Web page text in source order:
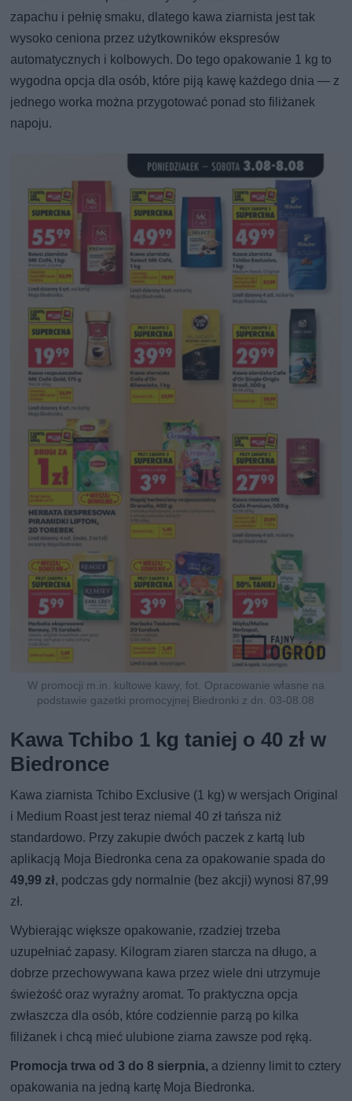
zapachu i pełnię smaku, dlatego kawa ziarnista jest tak
wysoko ceniona przez użytkowników ekspresów
automatycznych i kolbowych. Do tego opakowanie 1 kg to
wygodna opcja dla osób, które piją kawę każdego dnia — z
jednego worka można przygotować ponad sto filiżanek
napoju.
W promocji m.in. kultowe kawy, fot. Opracowanie własne na
podstawie gazetki promocyjnej Biedronki z dn. 03-08.08
Kawa Tchibo 1 kg taniej o 40 zł w
Biedronce
Kawa ziarnista Tchibo Exclusive (1 kg) w wersjach Original
i Medium Roast jest teraz niemal 40 zł tańsza niż
standardowo. Przy zakupie dwóch paczek z kartą lub
aplikacją Moja Biedronka cena za opakowanie spada do
49,99 zł, podczas gdy normalnie (bez akcji) wynosi 87,99
zł.
Wybierając większe opakowanie, rzadziej trzeba
uzupełniać zapasy. Kilogram ziaren starcza na długo, a
dobrze przechowywana kawa przez wiele dni utrzymuje
świeżość oraz wyraźny aromat. To praktyczna opcja
zwłaszcza dla osób, które codziennie parzą po kilka
filiżanek i chcą mieć ulubione ziarna zawsze pod ręką.
Promocja trwa od 3 do 8 sierpnia, a dzienny limit to cztery
opakowania na jedną kartę Moja Biedronka.